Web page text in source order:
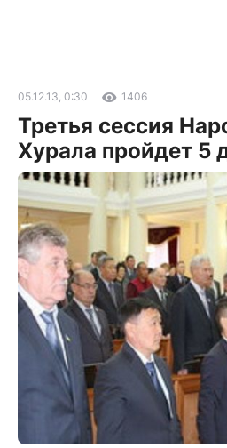
05.12.13, 0:30 1406
Третья сессия
Хурала пройдет 5